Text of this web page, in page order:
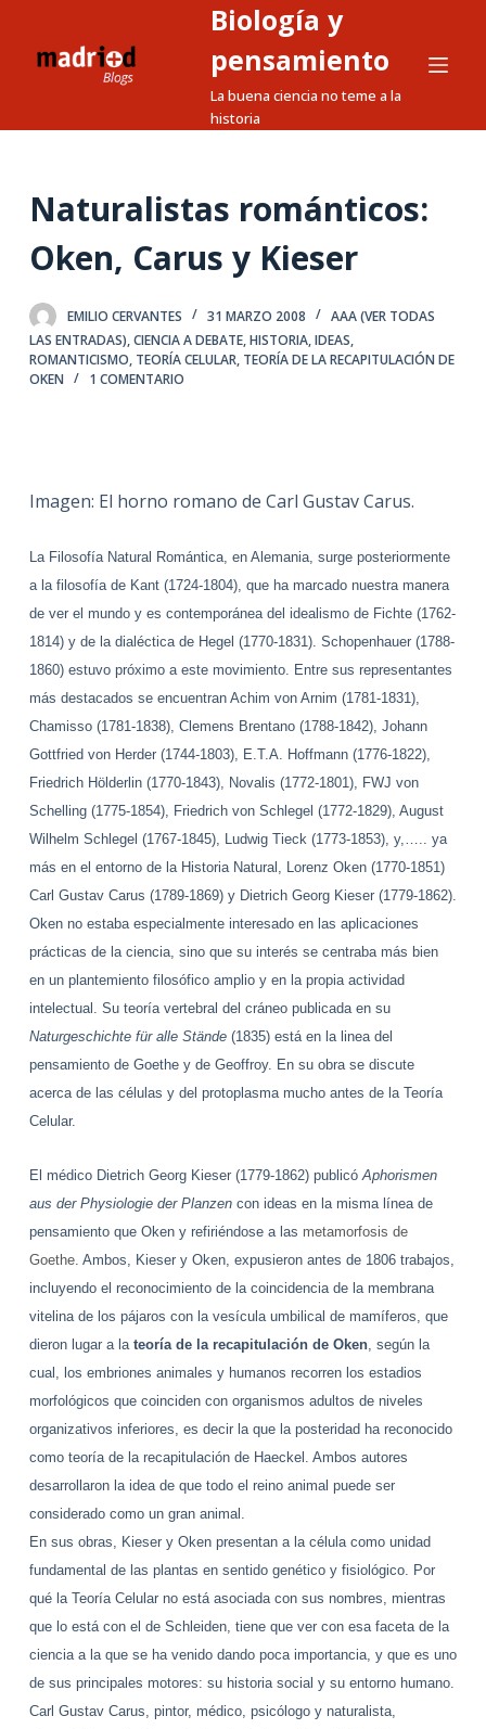
a
n
e
n
Biología y
pensamiento
La buena ciencia no teme a la
historia
Naturalistas románticos:
Oken, Carus y Kieser
EMILIO CERVANTES 31 MARZO 2008
AAA (VER TODAS
LAS ENTRADAS),CIENCIA A DEBATE,HISTORIA,IDEAS,
ROMANTICISMO, TEORÍA CELULAR, TEORÍA DE LA RECAPITULACIÓN DE
OKEN
1 COMENTARIO
Imagen: El horno romano de Carl Gustav Carus.
La Filosofía Natural Romántica, en Alemania, surge posteriormente
a la filosofía de Kant (1724-1804), que ha marcado nuestra manera
de ver el mundo y es contemporánea del idealismo de Fichte (1762-
1814) y de la dialéctica de Hegel (1770-1831). Schopenhauer (1788-
1860) estuvo próximo a este movimiento.
Entre sus representantes
más destacados se encuentran Achim von Arnim (1781-1831),
Chamisso (1781-1838), Clemens Brentano (1788-1842), Johann
Gottfried von Herder (1744-1803), E.T.A. Hoffmann (1776-1822),
Friedrich Hölderlin (1770-1843), Novalis (1772-1801), FWJ von
Schelling (1775-1854), Friedrich von Schlegel (1772-1829), August
Wilhelm Schlegel (1767-1845), Ludwig Tieck (1773-1853), y,….. ya
más en el entorno de la Historia Natural, Lorenz Oken (1770-1851)
Carl Gustav Carus (1789-1869) y Dietrich Georg Kieser (1779-1862).
Oken no estaba especialmente interesado en las aplicaciones
prácticas de la ciencia, sino que su interés se centraba más bien
en un plantemiento filosófico amplio y en la propia actividad
intelectual. Su teoría vertebral del cráneo publicada en su
Naturgeschichte für alle Stände(1835) está en la linea del
pensamiento de Goethe y de Geoffroy. En su obra se discute
acerca de las células y del protoplasma mucho antes de la Teoría
Celular.
El médico Dietrich Georg Kieser (1779-1862) publicó Aphorismen
aus der Physiologie der Planzencon ideas en la misma línea de
pensamiento que Oken y refiriéndose a las metamorfosis de
Goethe. Ambos, Kieser y Oken, expusieron antes de 1806 trabajos,
incluyendo el reconocimiento de la coincidencia de la membrana
vitelina de los pájaros con la vesícula umbilical de mamíferos, que
dieron lugar a la teoría de la recapitulación de Oken, según la
cual, los embriones animales y humanos recorren los estadios
morfológicos que coinciden con organismos adultos de niveles
organizativos inferiores, es decir la que la posteridad ha reconocido
como teoría de la recapitulación de Haeckel. Ambos autores
desarrollaron la idea de que todo el reino animal puede ser
considerado como un gran animal.
En sus obras, Kieser y Oken presentan a la célula como unidad
fundamental de las plantas en sentido genético y fisiológico. Por
qué la Teoría Celular no está asociada con sus nombres, mientras
que lo está con el de Schleiden, tiene que ver con esa faceta de la
ciencia a la que se ha venido dando poca importancia, y que es uno
de sus principales motores: su historia social y su entorno humano.
Carl Gustav Carus, pintor, médico, psicólogo y naturalista,